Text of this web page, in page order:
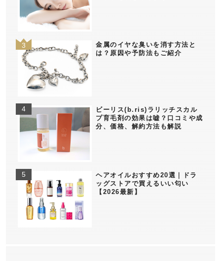
金属のイヤな臭いを消す方法と
は？原因や予防法もご紹介
ビーリス(b.ris)ラリッチスカル
プ育毛剤の効果は嘘？口コミや成
分、価格、解約方法も解説
ヘアオイルおすすめ20選｜ドラ
ッグストアで買えるいい匂い
【2026最新】